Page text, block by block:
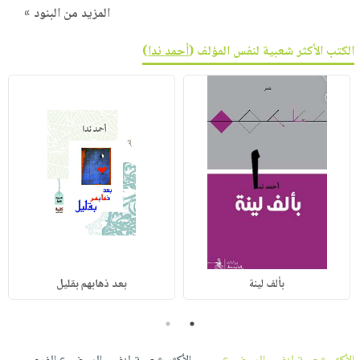
المزيد من البنود »
الكتب الأكثر شعبية لنفس المؤلف (أحمد ندا)
بألف لينة بعد ذهابهم بقليل
1
2